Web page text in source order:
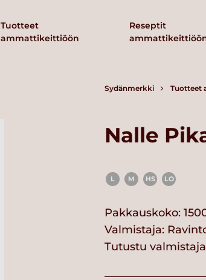
Tuotteet
ammattikeittiöön
Reseptit
Sydänmerkki Tuotteet
Nalle
L M HS LO
Pakkauskoko:
Valmistaja:
Tutustu